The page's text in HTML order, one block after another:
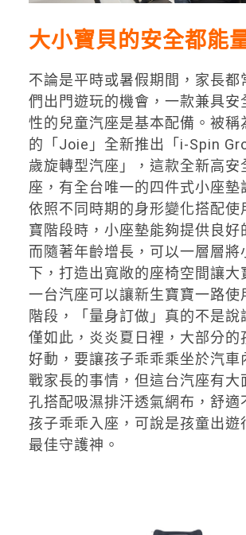
大小寶貝的安全都能
不論是平時或暑假期間，家長都
們出門遊玩的機會，一款兼具安
性的兒童汽座是基本配備。被稱
的「Joie」全新推出「i-Spin
歲旋轉型汽座」，這款全新高安
座，有全台唯一的四件式小座墊
依照不同時期的身形變化搭配使
寶階段時，小座墊能夠提供良好
而隨著年齡增長，可以一層層將
下，打造出寬敞的座椅空間讓大
一台汽座可以讓新生寶寶一路使
階段，「量身訂做」真的不是說
僅如此，炎炎夏日裡，大部分的
好動，要讓孩子乖乖乘坐於汽車
戰家長的事情，但這台汽座有大
孔搭配吸濕排汗透氣網布，舒適
孩子乖乖入座，可說是孩童出遊
最佳守護神。